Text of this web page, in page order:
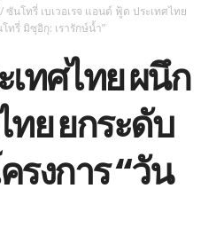
/ซันโทรี่ เบเวอเรจ แอนด์ ฟู้ด ประเทศไทย
ทรี่ มิซุอิกุ: เรารักษ์น้ำ”
เทศไทย ผนึก
ทย ยกระดับ
งการ “วัน